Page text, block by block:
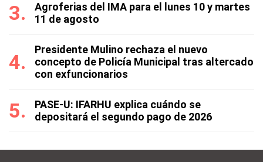
Agroferias del IMA para el lunes 10 y martes
11 de agosto
Presidente Mulino rechaza el nuevo
concepto de Policía Municipal tras altercado
con exfuncionarios
PASE-U: IFARHU explica cuándo se
depositará el segundo pago de 2026